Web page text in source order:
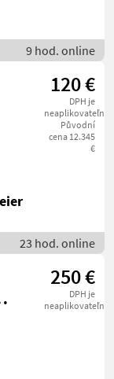
9 hod. online
120 €
DPH je
neaplikovateľné
Původní
cena 12.345
€
23 hod. online
250 €
DPH je
neaplikovateľné